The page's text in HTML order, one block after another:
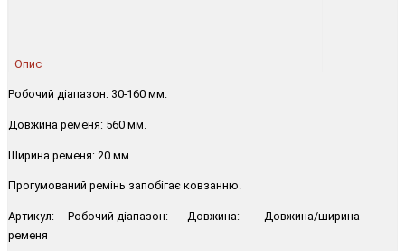
Опис
Робочий діапазон: 30-160 мм.
Довжина ременя: 560 мм.
Ширина ременя: 20 мм.
Прогумований ремінь запобігає ковзанню.
Артикул: Робочий діапазон: Довжина: Довжина/ширина
ременя